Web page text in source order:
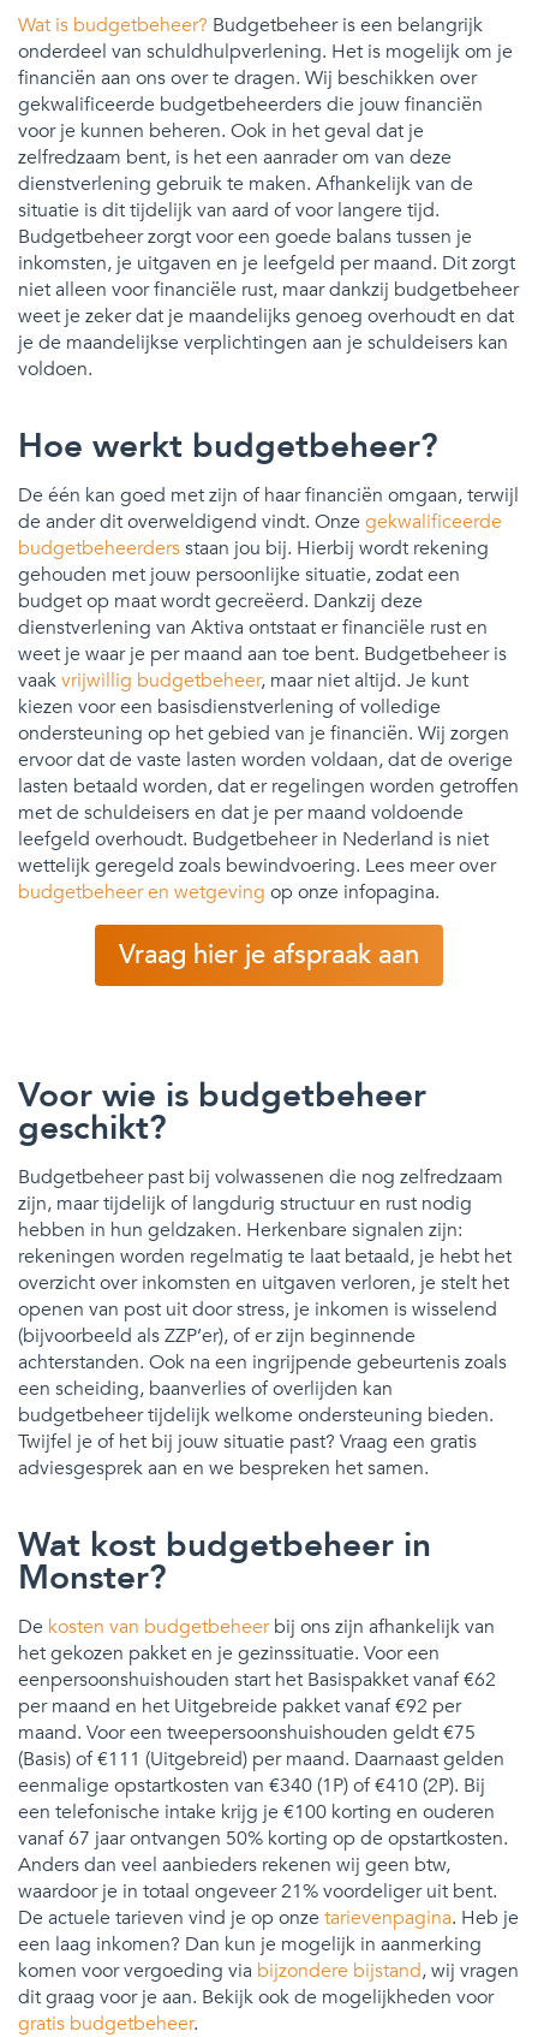
Wat is budgetbeheer? Budgetbeheer is een belangrijk
onderdeel van schuldhulpverlening. Het is mogelijk om je
financiën aan ons over te dragen. Wij beschikken over
gekwalificeerde budgetbeheerders die jouw financiën
voor je kunnen beheren. Ook in het geval dat je
zelfredzaam bent, is het een aanrader om van deze
dienstverlening gebruik te maken. Afhankelijk van de
situatie is dit tijdelijk van aard of voor langere tijd.
Budgetbeheer zorgt voor een goede balans tussen je
inkomsten, je uitgaven en je leefgeld per maand. Dit zorgt
niet alleen voor financiële rust, maar dankzij budgetbeheer
weet je zeker dat je maandelijks genoeg overhoudt en dat
je de maandelijkse verplichtingen aan je schuldeisers kan
voldoen.
Hoe werkt budgetbeheer?
De één kan goed met zijn of haar financiën omgaan, terwijl
de ander dit overweldigend vindt. Onze gekwalificeerde
budgetbeheerdersstaan jou bij. Hierbij wordt rekening
gehouden met jouw persoonlijke situatie, zodat een
budget op maat wordt gecreëerd. Dankzij deze
dienstverlening van Aktiva ontstaat er financiële rust en
weet je waar je per maand aan toe bent. Budgetbeheer is
vaakvrijwillig budgetbeheer, maar niet altijd. Je kunt
kiezen voor een basisdienstverlening of volledige
ondersteuning op het gebied van je financiën. Wij zorgen
ervoor dat de vaste lasten worden voldaan, dat de overige
lasten betaald worden, dat er regelingen worden getroffen
met de schuldeisers en dat je per maand voldoende
leefgeld overhoudt. Budgetbeheer in Nederland is niet
wettelijk geregeld zoals bewindvoering. Lees meer over
budgetbeheer en wetgeving op onze infopagina.
Vraag hier je afspraak aan
Voor wie is budgetbeheer
geschikt?
Budgetbeheer past bij volwassenen die nog zelfredzaam
zijn, maar tijdelijk of langdurig structuur en rust nodig
hebben in hun geldzaken. Herkenbare signalen zijn:
rekeningen worden regelmatig te laat betaald, je hebt het
overzicht over inkomsten en uitgaven verloren, je stelt het
openen van post uit door stress, je inkomen is wisselend
(bijvoorbeeld als ZZP’er), of er zijn beginnende
achterstanden. Ook na een ingrijpende gebeurtenis zoals
een scheiding, baanverlies of overlijden kan
budgetbeheer tijdelijk welkome ondersteuning bieden.
Twijfel je of het bij jouw situatie past? Vraag een gratis
adviesgesprek aan en we bespreken het samen.
Wat kost budgetbeheer in
Monster?
De kosten van budgetbeheerbij ons zijn afhankelijk van
het gekozen pakket en je gezinssituatie. Voor een
eenpersoonshuishouden start het Basispakket vanaf €62
per maand en het Uitgebreide pakket vanaf €92 per
maand. Voor een tweepersoonshuishouden geldt €75
(Basis) of €111 (Uitgebreid) per maand. Daarnaast gelden
eenmalige opstartkosten van €340 (1P) of €410 (2P). Bij
een telefonische intake krijg je €100 korting en ouderen
vanaf 67 jaar ontvangen 50% korting op de opstartkosten.
Anders dan veel aanbieders rekenen wij geen btw,
waardoor je in totaal ongeveer 21% voordeliger uit bent.
De actuele tarieven vind je op onze tarievenpagina. Heb je
een laag inkomen? Dan kun je mogelijk in aanmerking
komen voor vergoeding via bijzondere bijstand, wij vragen
dit graag voor je aan. Bekijk ook de mogelijkheden voor
gratis budgetbeheer.